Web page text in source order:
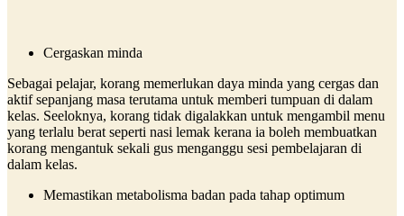
Cergaskan minda
Sebagai pelajar, korang memerlukan daya minda yang cergas dan
aktif sepanjang masa terutama untuk memberi tumpuan di dalam
kelas. Seeloknya, korang tidak digalakkan untuk mengambil menu
yang terlalu berat seperti nasi lemak kerana ia boleh membuatkan
korang mengantuk sekali gus menganggu sesi pembelajaran di
dalam kelas.
Memastikan metabolisma badan pada tahap optimum